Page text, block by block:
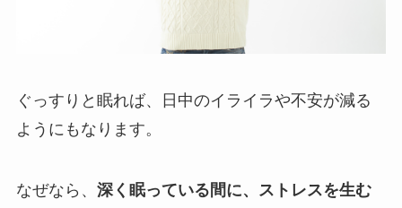
ぐっすりと眠れば、日中のイライラや不安が減る
ようにもなります。
なぜなら、 深く眠っている間に、ストレスを生む